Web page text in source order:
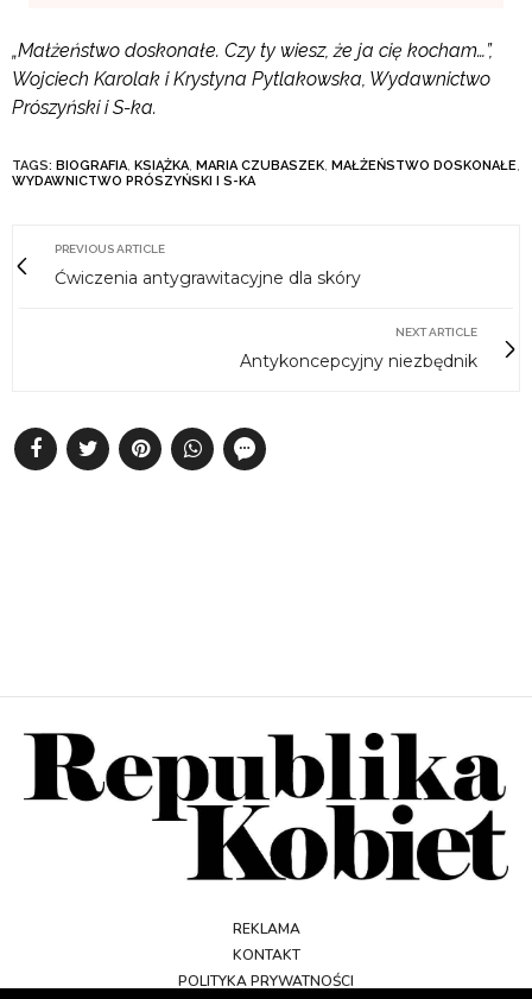
„Małżeństwo doskonałe. Czy ty wiesz, że ja cię kocham…”,
Wojciech Karolak i Krystyna Pytlakowska, Wydawnictwo
Prószyński i S-ka.
TAGS: BIOGRAFIA, KSIĄŻKA, MARIA CZUBASZEK, MAŁŻEŃSTWO DOSKONAŁE,
WYDAWNICTWO PRÓSZYŃSKI I S-KA
PREVIOUS ARTICLE
Ćwiczenia antygrawitacyjne dla skóry
NEXT ARTICLE
Antykoncepcyjny niezbędnik
REKLAMA
KONTAKT
POLITYKA PRYWATNOŚCI